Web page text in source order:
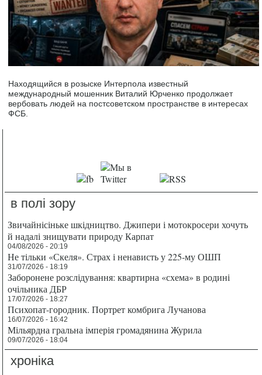
Находящийся в розыске Интерпола известный
международный мошенник Виталий Юрченко продолжает
вербовать людей на постсоветском пространстве в интересах
ФСБ.
в полі зору
Звичайнісіньке шкідництво. Джипери і мотокросери хочуть
й надалі знищувати природу Карпат
04/08/2026 - 20:19
Не тільки «Скеля». Страх і ненависть у 225-му ОШП
31/07/2026 - 18:19
Заборонене розслідування: квартирна «схема» в родині
очільника ДБР
17/07/2026 - 18:27
Психопат-городник. Портрет комбрига Лучанова
16/07/2026 - 16:42
Мільярдна гральна імперія громадянина Журила
09/07/2026 - 18:04
хроніка